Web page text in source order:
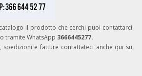
il prodotto che cerchi puoi contattarci
o tramite WhatsApp 3666445277.
e fatture contattateci anche qui su